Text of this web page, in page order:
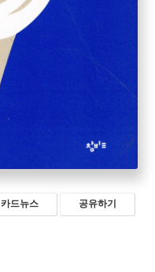
카드뉴스 공유하기